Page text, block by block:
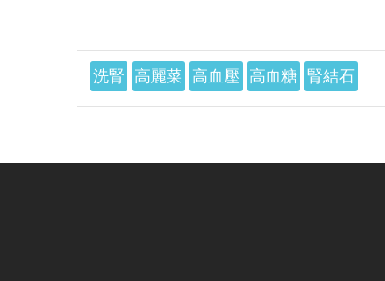
洗腎 高麗菜 高血壓 高血糖 腎結石